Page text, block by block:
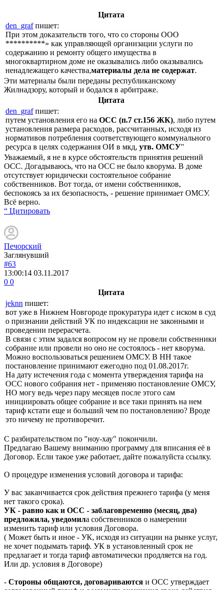
Цитата
den_grafпишет:
При этом доказательств того, что со стороны ООО
**********» как управляющей организации услуги по
содержанию и ремонту общего имущества в
многоквартирном доме не оказывались либо оказывались
ненадлежащего качества,материалы дела не содержат.
Эти материалы были переданы республиканскому
Жилнадзору, который и бодался в арбитраже.
Цитата
den_grafпишет:
путем установления его на ОСС (п.7 ст.156 ЖК), либо путем
установления размера расходов, рассчитанных, исходя из
нормативов потребления соответствующего коммунального
ресурса в целях содержания ОИ в мкд, утв. ОМСУ"
Уважаемый, я не в курсе обстоятельств принятия решений
ОСС. Догадываюсь, что на ОСС не было кворума. В доме
отсутствует юридически состоятельное собрание
собственников. Вот тогда, от имени собственников,
беспокоясь за их безопасность, - решение принимает ОМСУ.
Всё верно.
“ Цитировать
Печорский
Заглянувший
#63
13:00:14 03.11.2017
0 0
Цитата
jeknn пишет:
вот уже в Нижнем Новгороде прокуратура идет с иском в суд
о признании действий УК по индексации не законными и
проведении перерасчета.
В связи с этим задался вопросом ну не провели собственники
собрание или провели но оно не состоялось - нет кворума.
Можно воспользоваться решением ОМСУ. В НН такое
постановление принимают ежегодно под 01.08.2017г.
На дату истечения года с момента утверждения тарифа на
ОСС нового собрания нет - применяю постановление ОМСУ,
НО могу ведь через пару месяцев после этого сам
инициировать общее собрание и все таки принять на нем
тариф кстати еще и больший чем по постановлению? Вроде
это ничему не противоречит.
С разбирательством по "ноу-хау" покончили.
Предлагаю Вашему вниманию программу для вписания её в
Договор. Если такое уже работает, дайте пожалуйста ссылку.
О процедуре изменения условий договора и тарифа:
У вас заканчивается срок действия прежнего тарифа (у меня
нет такого срока).
УК - равно как и ОСС - заблаговременно (месяц, два)
предложила, уведомила собственников о намерении
изменить тариф или условия Договора.
( Может быть и иное - УК, исходя из ситуации на рынке услуг,
не хочет подымать тариф. УК в установленный срок не
предлагает и тогда тариф автоматически продляется на год.
Или др. условия в Договоре)
- Стороны общаются, договариваются и ОСС утверждает